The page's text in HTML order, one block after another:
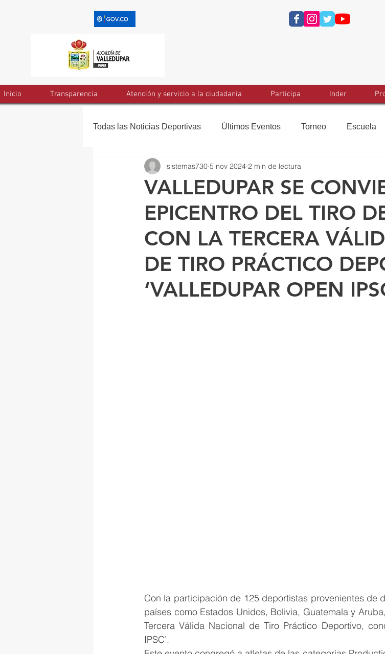
Inicio Transparencia Atención y servicio a la ciudadania Participa Inder
Todas las Noticias Deportivas Últimos Eventos Torneo Escuela
VALLEDUPAR SE
EPICENTRO DEL TIRO
CON LA TERCERA
DE TIRO PRÁCTICO
‘VALLEDUPAR OPEN
sistemas730 5 nov 2024 2 min de lectura
Con la participación de 125 deportistas provenientes de
países como Estados Unidos, Bolivia, Guatemala y
Tercera Válida Nacional de Tiro Práctico Deportivo,
IPSC’.